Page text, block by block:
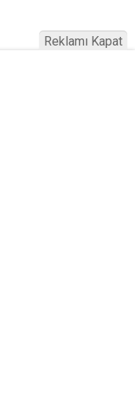
Reklamı Kapat